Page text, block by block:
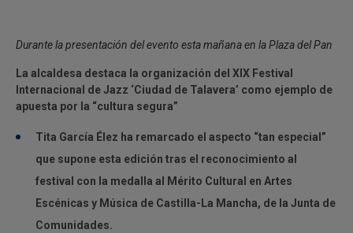
Durante la presentación del evento esta mañana en la Plaza del Pan
La alcaldesa destaca la organización del XIX Festival
Internacional de Jazz ‘Ciudad de Talavera’ como ejemplo de
apuesta por la “cultura segura”
Tita García Élez ha remarcado el aspecto “tan especial”
que supone esta edición tras el reconocimiento al
festival con la medalla al Mérito Cultural en Artes
Escénicas y Música de Castilla-La Mancha, de la Junta de
Comunidades.